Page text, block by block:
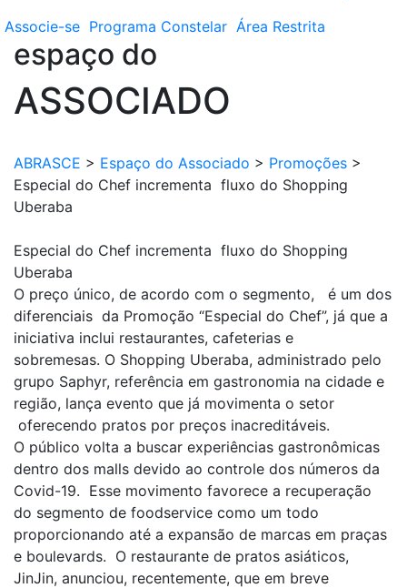
Associe-se Programa Constelar Área Restrita
espaço do
ASSOCIADO
ABRASCE > Espaço do Associado > Promoções >
Especial do Chef incrementa fluxo do Shopping
Uberaba
Especial do Chef incrementa fluxo do Shopping
Uberaba
O preço único, de acordo com o segmento, é um dos
diferenciais da Promoção “Especial do Chef”, já que a
iniciativa inclui restaurantes, cafeterias e
sobremesas. O Shopping Uberaba, administrado pelo
grupo Saphyr, referência em gastronomia na cidade e
região, lança evento que já movimenta o setor
oferecendo pratos por preços inacreditáveis.
O público volta a buscar experiências gastronômicas
dentro dos malls devido ao controle dos números da
Covid-19. Esse movimento favorece a recuperação
do segmento de foodservice como um todo
proporcionando até a expansão de marcas em praças
e boulevards. O restaurante de pratos asiáticos,
JinJin, anunciou, recentemente, que em breve